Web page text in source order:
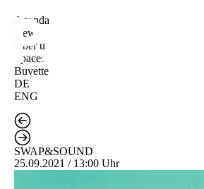
Agenda
News
Über uns
Spaces
Buvette
DE
ENG
SWAP&SOUND
25.09.2021 / 13:00 Uhr